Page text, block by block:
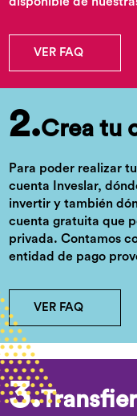
VER FAQ
2.Crea tu
Para poder realizar
cuenta Inveslar,
invertir y también
cuenta gratuita que
privada. Contamos
entidad de pago
VER FAQ
3.